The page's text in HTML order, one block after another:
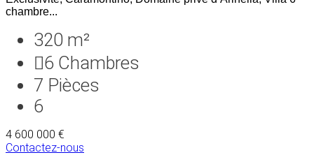
chambre...
320 m²
6 Chambres
7 Pièces
6
4 600 000 €
Contactez-nous